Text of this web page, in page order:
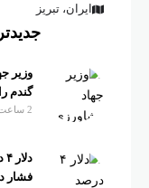
ایران، تبریز
وزیر
گندم
2 ساعت قبل
فشار